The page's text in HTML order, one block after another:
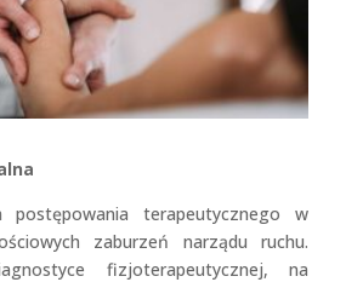
postępowania terapeutycznego w
zaburzeń narządu ruchu.
fizjoterapeutycznej, na